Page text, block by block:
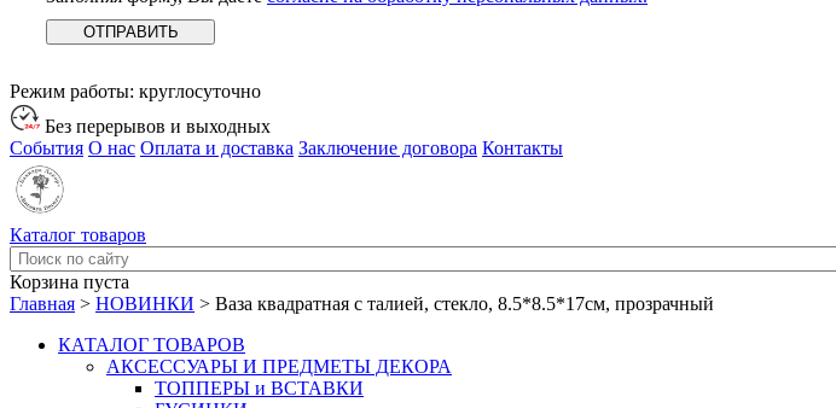
Режим работы: круглосуточно
Без перерывов и выходных
События О нас Оплата и доставка Заключение договора Контакты
Каталог товаров
Корзина пуста
Главная > НОВИНКИ > Ваза квадратная с талией, стекло, 8.5*8.5*17см, прозрачный
КАТАЛОГ ТОВАРОВ
АКСЕССУАРЫ И ПРЕДМЕТЫ ДЕКОРА
ТОППЕРЫ и ВСТАВКИ